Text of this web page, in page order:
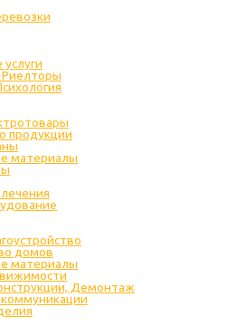
Риелторы
продукции
материалы
домов
материалы
Демонтаж